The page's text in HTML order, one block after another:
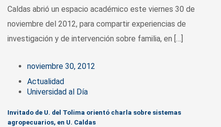
Caldas abrió un espacio académico este viernes 30 de
noviembre del 2012, para compartir experiencias de
investigación y de intervención sobre familia, en […]
noviembre 30, 2012
Actualidad
Universidad al Día
Invitado de U. del Tolima orientó charla sobre sistemas
agropecuarios, en U. Caldas